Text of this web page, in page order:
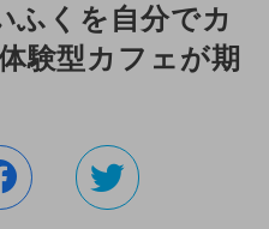
ふくを自分でカ
験型カフェが期